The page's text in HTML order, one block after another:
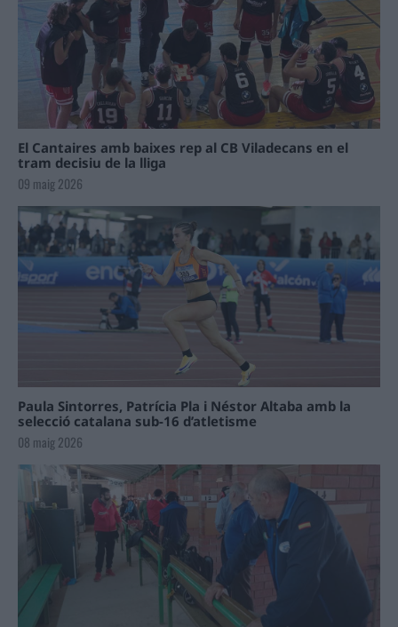
El Cantaires amb baixes rep al CB Viladecans en el
tram decisiu de la lliga
09 maig 2026
Paula Sintorres, Patrícia Pla i Néstor Altaba amb la
selecció catalana sub-16 d’atletisme
08 maig 2026